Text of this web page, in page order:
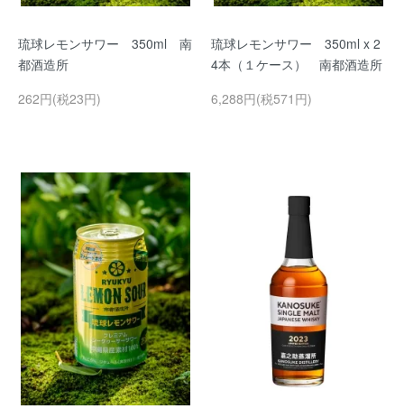
琉球レモンサワー 350ml 南
都酒造所
262円(税23円)
琉球レモンサワー 350ml x 2
4本（１ケース） 南都酒造所
6,288円(税571円)